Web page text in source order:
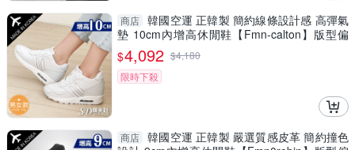
商店 韓國空運 正韓製 簡約線條設計感 高彈氣
墊 10cm內增高休閒鞋【Fmn-calton】版型偏
小 / SD韓美鞋
$4,092 $4,180
限時下殺
商店 韓國空運 正韓製 嚴選質感皮革 簡約撞色